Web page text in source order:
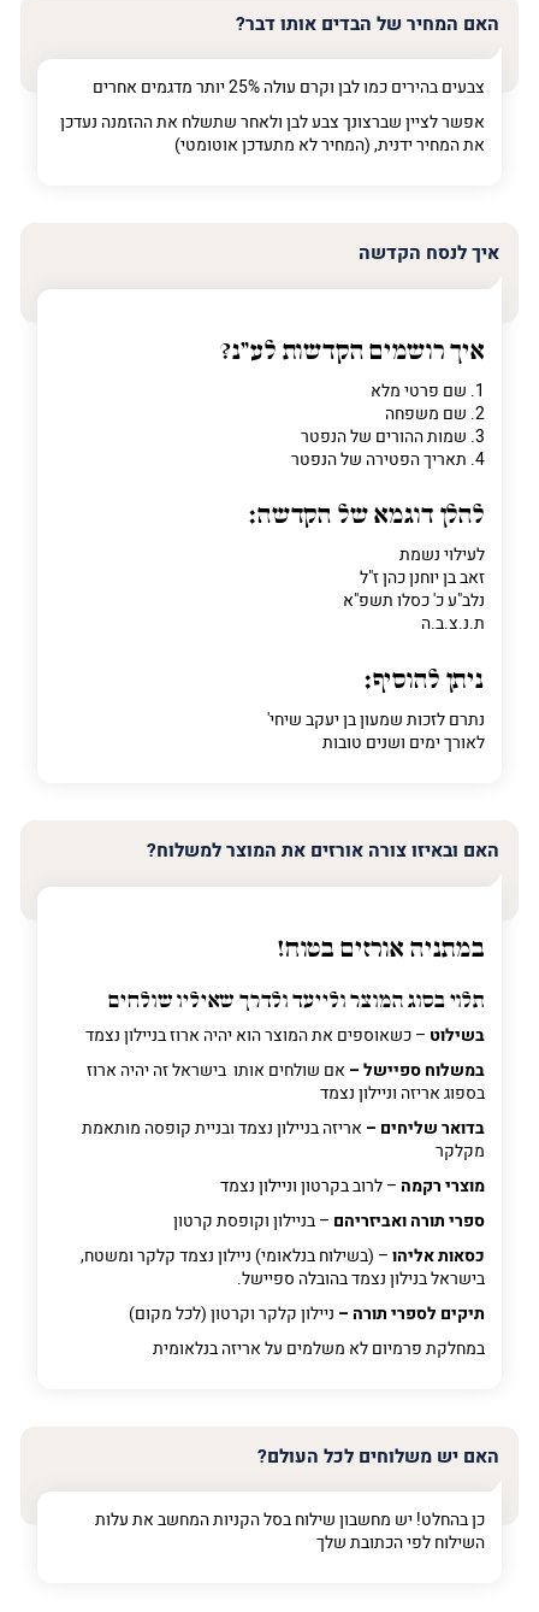
האם המחיר של הבדים אותו דבר?
צבעים בהירים כמו לבן וקרם עולה 25% יותר מדגמים אחרים
אפשר לציין שברצונך צבע לבן ולאחר שתשלח את ההזמנה נעדכן
את המחיר ידנית, (המחיר לא מתעדכן אוטומטי)
איך לנסח הקדשה
איך רושמים הקדשות לע"נ?
1. שם פרטי מלא
2. שם משפחה
3. שמות ההורים של הנפטר
4. תאריך הפטירה של הנפטר
להלן דוגמא של הקדשה:
לעילוי נשמת
זאב בן יוחנן כהן ז"ל
נלב"ע כ' כסלו תשפ"א
ת.נ.צ.ב.ה
ניתן להוסיף:
נתרם לזכות שמעון בן יעקב שיחי'
לאורך ימים ושנים טובות
האם ובאיזו צורה אורזים את המוצר למשלוח?
במתניה אורזים בטוח!
תלוי בסוג המוצר ולייעד ולדרך שאיליו שולחים
בשילוט – כשאוספים את המוצר הוא יהיה ארוז בניילון נצמד
במשלוח ספיישל – אם שולחים אותו בישראל זה יהיה ארוז
בספוג אריזה וניילון נצמד
בדואר שליחים – אריזה בניילון נצמד ובניית קופסה מותאמת
מקלקר
מוצרי רקמה – לרוב בקרטון וניילון נצמד
ספרי תורה ואביזריהם – בניילון וקופסת קרטון
כסאות אליהו– (בשילוח בנלאומי) ניילון נצמד קלקר ומשטח,
בישראל בנילון נצמד בהובלה ספיישל.
תיקים לספרי תורה – ניילון קלקר וקרטון (לכל מקום)
במחלקת פרמיוםלא משלמים על אריזה בנלאומית
האם יש משלוחים לכל העולם?
כן בהחלט! יש מחשבון שילוח בסל הקניות המחשב את עלות
השילוח לפי הכתובת שלך